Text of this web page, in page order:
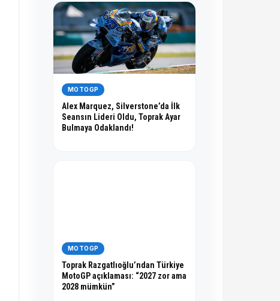
MOTOGP
Alex Marquez, Silverstone’da İlk
Seansın Lideri Oldu, Toprak Ayar
Bulmaya Odaklandı!
MOTOGP
Toprak Razgatlıoğlu’ndan Türkiye
MotoGP açıklaması: “2027 zor ama
2028 mümkün”